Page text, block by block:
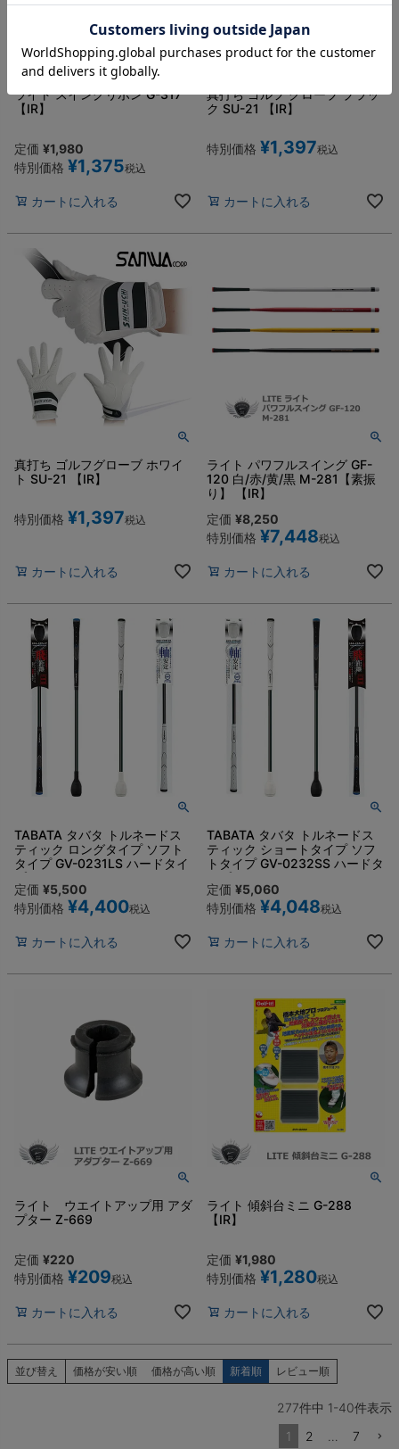
ライト スイングリボン G-317
【IR】
定価 ¥1,980
特別価格 ¥1,375税込
カートに入れる
真打ち ゴルフ グローブ ブラッ
ク SU-21 【IR】
特別価格 ¥1,397税込
カートに入れる
真打ち ゴルフグローブ ホワイ
ト SU-21 【IR】
特別価格 ¥1,397税込
カートに入れる
ライト パワフルスイング GF-
120 白/赤/黄/黒 M-281【素振
り】 【IR】
定価 ¥8,250
特別価格 ¥7,448税込
カートに入れる
TABATA タバタ トルネードス
ティック ロングタイプ ソフト
タイプ GV-0231LS ハードタイ
プ GV-0231LH
定価 ¥5,500
特別価格 ¥4,400税込
カートに入れる
TABATA タバタ トルネードス
ティック ショートタイプ ソフ
トタイプ GV-0232SS ハードタ
イプ GV-0232SH
定価 ¥5,060
特別価格 ¥4,048税込
カートに入れる
ライト ウエイトアップ用 アダ
プター Z-669
定価 ¥220
特別価格 ¥209税込
カートに入れる
ライト 傾斜台ミニ G-288
【IR】
定価 ¥1,980
特別価格 ¥1,280税込
カートに入れる
並び替え 価格が安い順 価格が高い順 新着順 レビュー順
277件中 1-40件表示
1
2 7